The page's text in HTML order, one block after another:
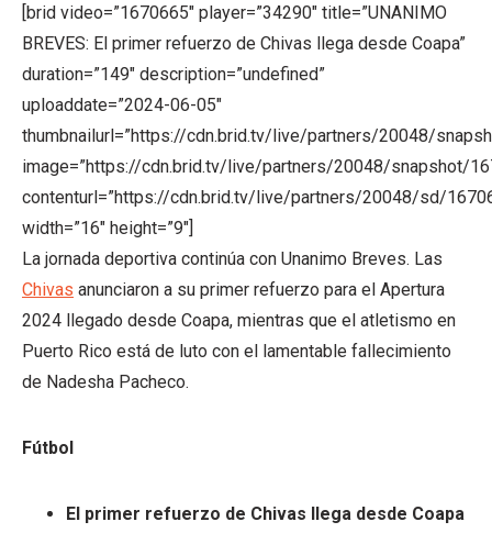
[brid video=”1670665″ player=”34290″ title=”UNANIMO
BREVES: El primer refuerzo de Chivas llega desde Coapa”
duration=”149″ description=”undefined”
uploaddate=”2024-06-05″
thumbnailurl=”https://cdn.brid.tv/live/partners/20048/
image=”https://cdn.brid.tv/live/partners/20048/snapshot/
contenturl=”https://cdn.brid.tv/live/partners/20048/sd/
width=”16″ height=”9″]
La jornada deportiva continúa con Unanimo Breves. Las
Chivas anunciaron a su primer refuerzo para el Apertura
2024 llegado desde Coapa, mientras que el atletismo en
Puerto Rico está de luto con el lamentable fallecimiento
de Nadesha Pacheco.
Fútbol
El primer refuerzo de Chivas llega desde Coapa